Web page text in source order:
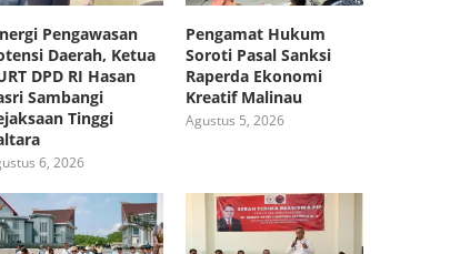
Pengawasan
Daerah, Ketua
DPD RI Hasan
Sambangi
Tinggi
6, 2026
Pengamat Hukum
Soroti Pasal Sanksi
Raperda Ekonomi
Kreatif Malinau
Agustus 5, 2026